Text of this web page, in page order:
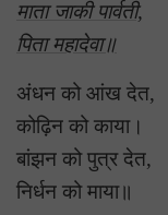
माता जाकी पार्वती,
पिता महादेवा॥
अंधन को आंख देत,
कोढ़िन को काया।
बांझन को पुत्र देत,
निर्धन को माया॥